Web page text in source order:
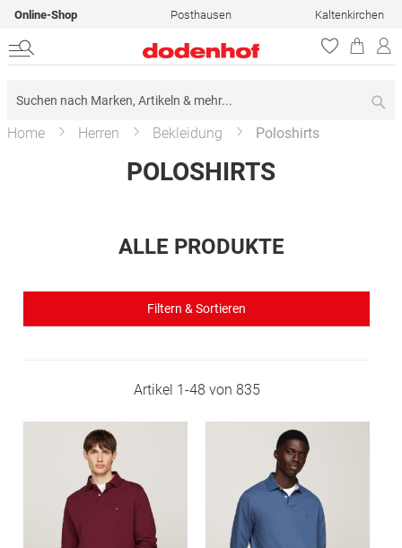
Online-Shop Posthausen Kaltenkirchen
Home Herren Bekleidung Poloshirts
POLOSHIRTS
ALLE PRODUKTE
Filtern & Sortieren
Artikel 1-48 von 835